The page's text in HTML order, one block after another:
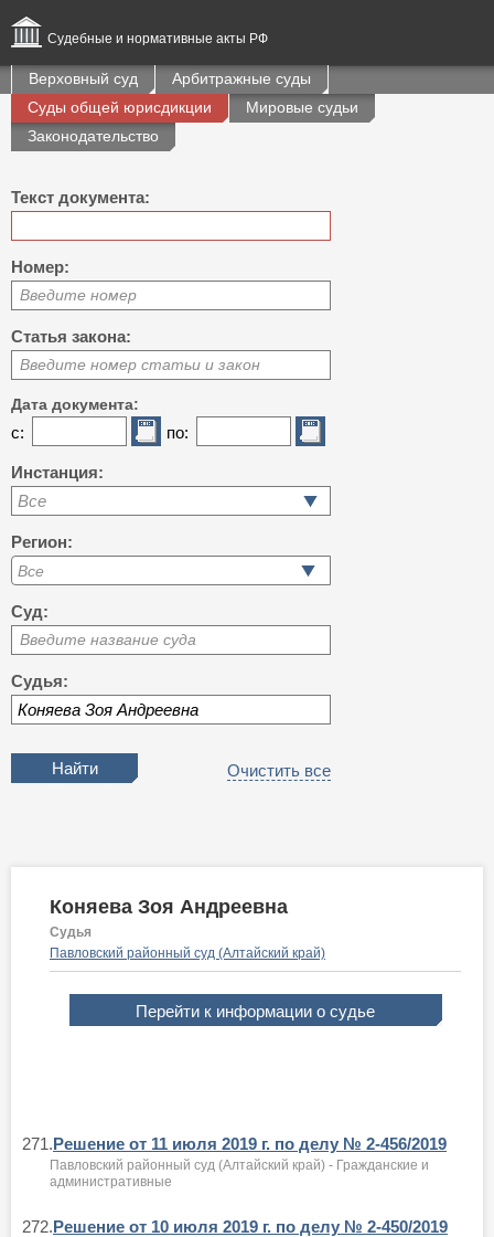
Судебные и нормативные акты РФ
Верховный суд
Арбитражные суды
Суды общей юрисдикции
Мировые судьи
Законодательство
Текст документа:
Номер:
Введите номер
Статья закона:
Введите номер статьи и закон
Дата документа:
с: по:
Инстанция:
Все
Регион:
Суд:
Введите название суда
Судья:
Очистить все
Коняева Зоя Андреевна
Судья
Павловский районный суд (Алтайский край)
Перейти к информации о судье
271.Решение от 11 июля 2019 г. по делу № 2-456/2019
Павловский районный суд (Алтайский край) - Гражданские и
административные
272.Решение от 10 июля 2019 г. по делу № 2-450/2019